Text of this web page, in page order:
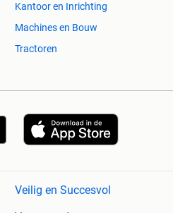
Kantoor en Inrichting
Machines en Bouw
Tractoren
Veilig en Succesvol